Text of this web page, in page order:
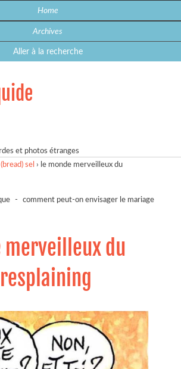
Home
Archives
Aller à la recherche
et photos étranges
sel › le monde merveilleux du
-
comment peut-on envisager le mariage
merveilleux du